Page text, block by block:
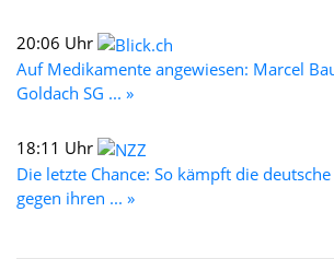
20:06 Uhr
Auf Medikamente angewiesen: Marcel
Goldach SG ... »
18:11 Uhr
Die letzte Chance: So kämpft die
gegen ihren ... »